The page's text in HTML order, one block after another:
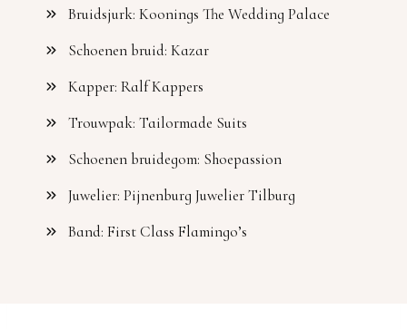
Bruidsjurk: Koonings The Wedding Palace
Schoenen bruid: Kazar
Kapper: Ralf Kappers
Trouwpak: Tailormade Suits
Schoenen bruidegom: Shoepassion
Juwelier: Pijnenburg Juwelier Tilburg
Band: First Class Flamingo’s